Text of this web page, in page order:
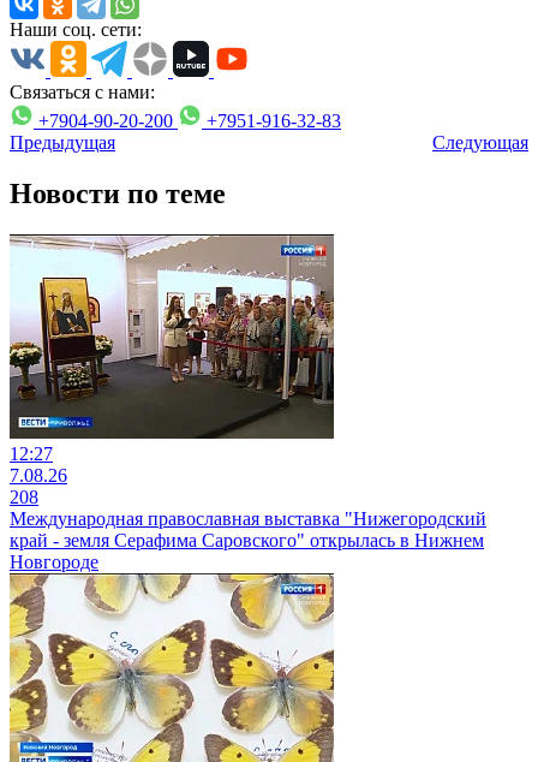
Наши соц. сети:
Связаться с нами:
+7904-90-20-200
+7951-916-32-83
Предыдущая
Следующая
Новости по теме
12:27
7.08.26
208
Международная православная выставка "Нижегородский
край - земля Серафима Саровского" открылась в Нижнем
Новгороде